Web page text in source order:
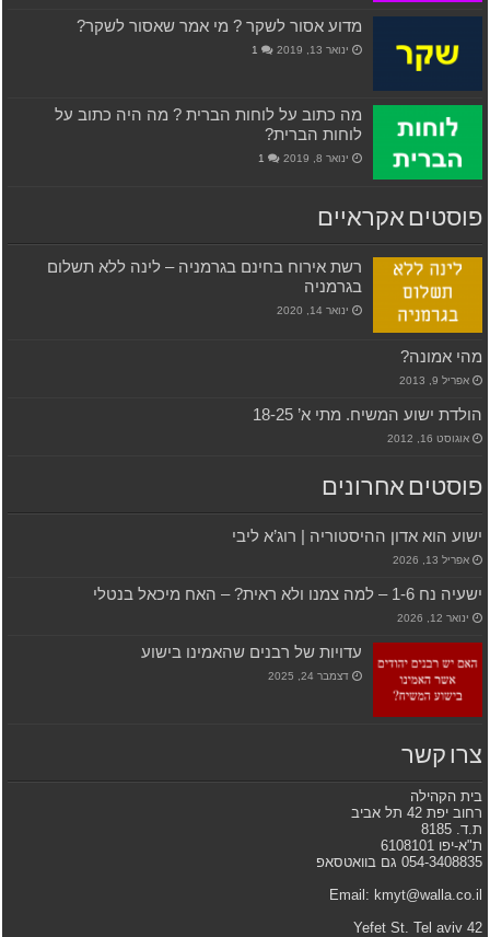
מדוע אסור לשקר ? מי אמר שאסור לשקר?
ינואר 13, 2019 1
מה כתוב על לוחות הברית ? מה היה כתוב על
לוחות הברית?
ינואר 8, 2019 1
פוסטים אקראיים
רשת אירוח בחינם בגרמניה – לינה ללא תשלום
בגרמניה
ינואר 14, 2020
מהי אמונה?
אפריל 9, 2013
הולדת ישוע המשיח. מתי א’ 18-25
אוגוסט 16, 2012
פוסטים אחרונים
ישוע הוא אדון ההיסטוריה | רוג’א ליבי
אפריל 13, 2026
ישעיה נח 1-6 – למה צמנו ולא ראית? – האח מיכאל בנטלי
ינואר 12, 2026
עדויות של רבנים שהאמינו בישוע
דצמבר 24, 2025
צרו קשר
בית הקהילה
רחוב יפת 42 תל אביב
ת.ד. 8185
ת"א-יפו 6108101
054-3408835 גם בוואטסאפ
Email: kmyt@walla.co.il
42 Yefet St. Tel aviv